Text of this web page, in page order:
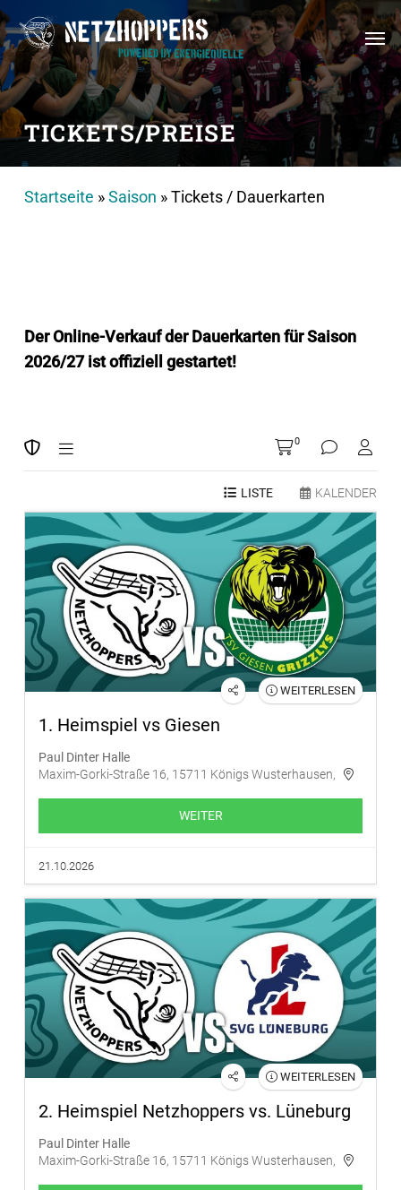
Skip
to
main
content
TICKETS/PREISE
Startseite »Saison »Tickets / Dauerkarten
Der Online-Verkauf der Dauerkarten für Saison
2026/27 ist offiziell gestartet!